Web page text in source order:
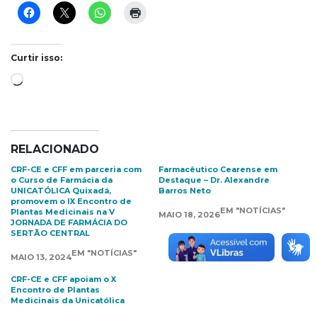
Curtir isso:
Carregando...
RELACIONADO
CRF-CE e CFF em parceria com
o Curso de Farmácia da
UNICATÓLICA Quixadá,
promovem o IX Encontro de
Plantas Medicinais na V
JORNADA DE FARMÁCIA DO
SERTÃO CENTRAL
MAIO 13, 2024EM "NOTÍCIAS"
Farmacêutico Cearense em
Destaque – Dr. Alexandre
Barros Neto
MAIO 18, 2026EM "NOTÍCIAS"
CRF-CE e CFF apoiam o X
Encontro de Plantas
Medicinais da Unicatólica